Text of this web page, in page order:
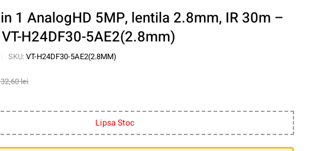
1 AnalogHD 5MP, lentila 2.8mm, IR 30m –
H24DF30-5AE2(2.8mm)
SKU: VT-H24DF30-5AE2(2.8MM)
lei
Lipsa Stoc